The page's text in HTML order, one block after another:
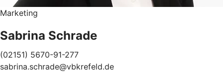
Marketing
Sabrina Schrade
(02151) 5670-91-277
sabrina.schrade@vbkrefeld.de